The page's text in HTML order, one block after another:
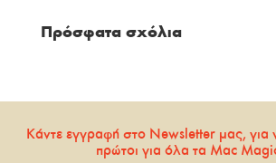
Πρόσφατα σχόλια
Κάντε εγγραφή στο Newsletter μας, για
πρώτοι για όλα τα Mac